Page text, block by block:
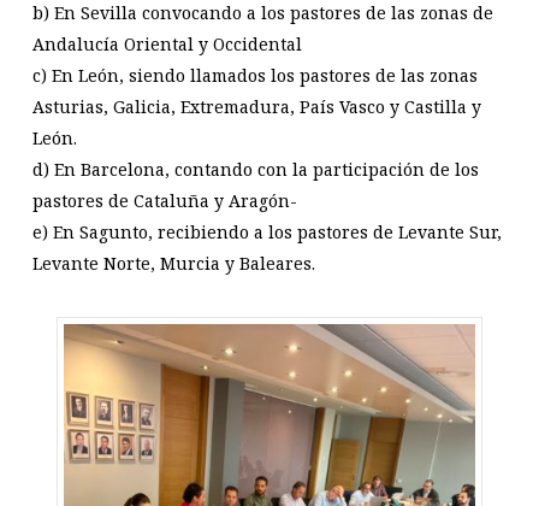
b) En Sevilla convocando a los pastores de las zonas de
Andalucía Oriental y Occidental
c) En León, siendo llamados los pastores de las zonas
Asturias, Galicia, Extremadura, País Vasco y Castilla y
León.
d) En Barcelona, contando con la participación de los
pastores de Cataluña y Aragón-
e) En Sagunto, recibiendo a los pastores de Levante Sur,
Levante Norte, Murcia y Baleares.